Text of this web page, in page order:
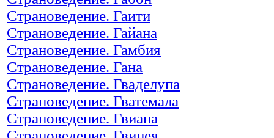
Страноведение. Гаити
Страноведение. Гайана
Страноведение. Гамбия
Страноведение. Гана
Страноведение. Гваделупа
Страноведение. Гватемала
Страноведение. Гвиана